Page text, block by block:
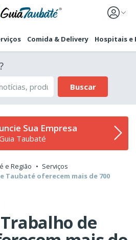
Comida & Delivery Hospitais e
Buscar
Sua Empresa
Taubaté
e Região
Serviços
Taubaté oferecem mais de 700
de